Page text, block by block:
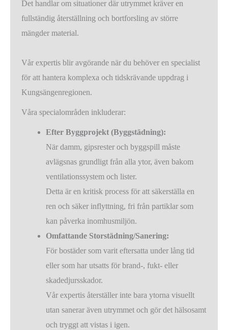
Det handlar om situationer där utrymmet kräver en
fullständig återställning och bortforsling av större
mängder material.
Vår expertis blir avgörande när du behöver en specialist
för att hantera komplexa och tidskrävande uppdrag i
Kungsängenregionen.
Våra specialområden inkluderar:
Efter Byggprojekt (Byggstädning):
När damm, gipsrester och byggspill måste
avlägsnas grundligt från alla ytor, även bakom
ventilationssystem och lister.
Detta är en kritisk process för att säkerställa en
ren och säker inflyttning, fri från partiklar som
kan påverka inomhusmiljön.
Omfattande Storstädning/Sanering:
För bostäder som varit eftersatta under lång tid
eller som har utsatts för brand-, fukt- eller
skadedjursskador.
Vår expertis återställer inte bara ytorna visuellt
utan sanerar även utrymmet och gör det hälsosamt
och tryggt att vistas i igen.